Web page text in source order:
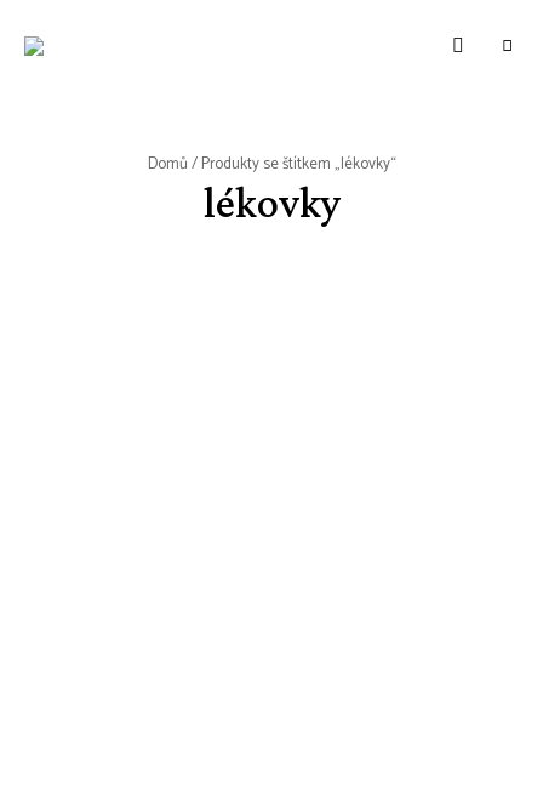
WWW.VUNE-
Food
Domů/ Produkty se štítkem „lékovky“
lékovky